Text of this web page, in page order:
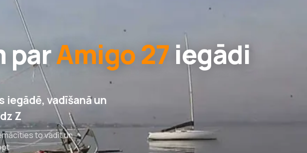
parAmigo 27 iegādi
iegādē, vadīšanā un
Z
to vadīt un